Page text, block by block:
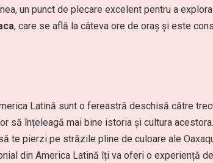
un punct de plecare excelent pentru a explora
, care se află la câteva ore de oraș și este
Latină sunt o fereastră deschisă către
să înțeleagă mai bine istoria și cultura
te pierzi pe străzile pline de culoare ale
din America Latină îți va oferi o experiență